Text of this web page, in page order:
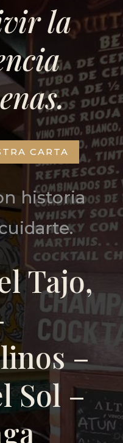
la
CARTA
historia
Tajo,
–
Sol –